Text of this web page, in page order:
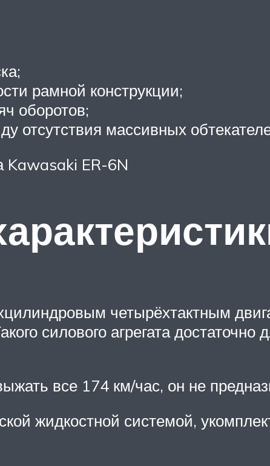
рамной конструкции;
оборотов;
отсутствия массивных
Kawasaki ER-6N
четырёхтактным
силового агрегата достаточно
все 174 км/час, он не
жидкостной системой,